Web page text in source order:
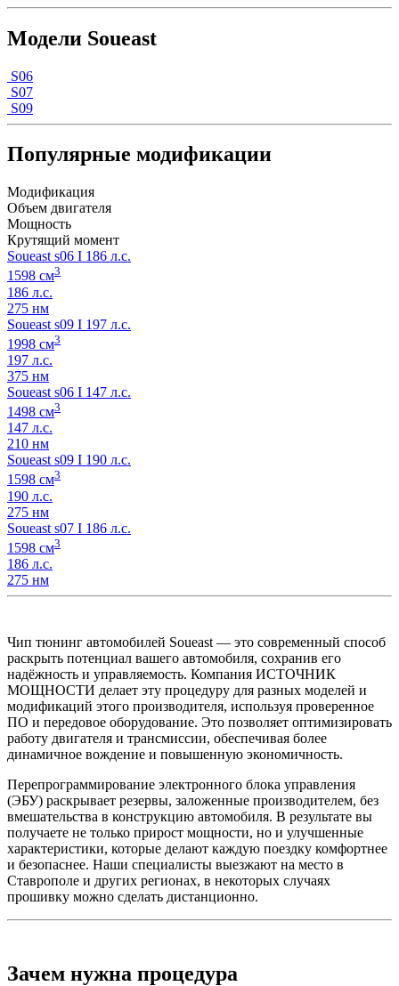
Модели Soueast
S06
S07
S09
Популярные модификации
Модификация
Объем двигателя
Мощность
Крутящий момент
Soueast s06 I 186 л.с.
1598 см3
186 л.с.
275 нм
Soueast s09 I 197 л.с.
1998 см3
197 л.с.
375 нм
Soueast s06 I 147 л.с.
1498 см3
147 л.с.
210 нм
Soueast s09 I 190 л.с.
1598 см3
190 л.с.
275 нм
Soueast s07 I 186 л.с.
1598 см3
186 л.с.
275 нм
Чип тюнинг автомобилей Soueast — это современный способ
раскрыть потенциал вашего автомобиля, сохранив его
надёжность и управляемость. Компания ИСТОЧНИК
МОЩНОСТИ делает эту процедуру для разных моделей и
модификаций этого производителя, используя проверенное
ПО и передовое оборудование. Это позволяет оптимизировать
работу двигателя и трансмиссии, обеспечивая более
динамичное вождение и повышенную экономичность.
Перепрограммирование электронного блока управления
(ЭБУ) раскрывает резервы, заложенные производителем, без
вмешательства в конструкцию автомобиля. В результате вы
получаете не только прирост мощности, но и улучшенные
характеристики, которые делают каждую поездку комфортнее
и безопаснее. Наши специалисты выезжают на место в
Ставрополе и других регионах, в некоторых случаях
прошивку можно сделать дистанционно.
Зачем нужна процедура